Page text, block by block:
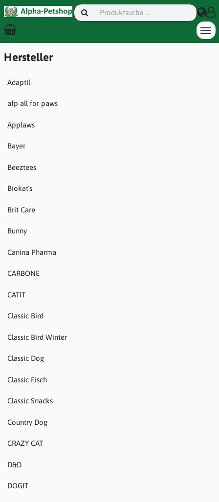
Hersteller
Adaptil
afp all for paws
Applaws
Bayer
Beeztees
Biokat´s
Brit Care
Bunny
Canina Pharma
CARBONE
CATIT
Classic Bird
Classic Bird Winter
Classic Dog
Classic Fisch
Classic Snacks
Country Dog
CRAZY CAT
D&D
DOGIT